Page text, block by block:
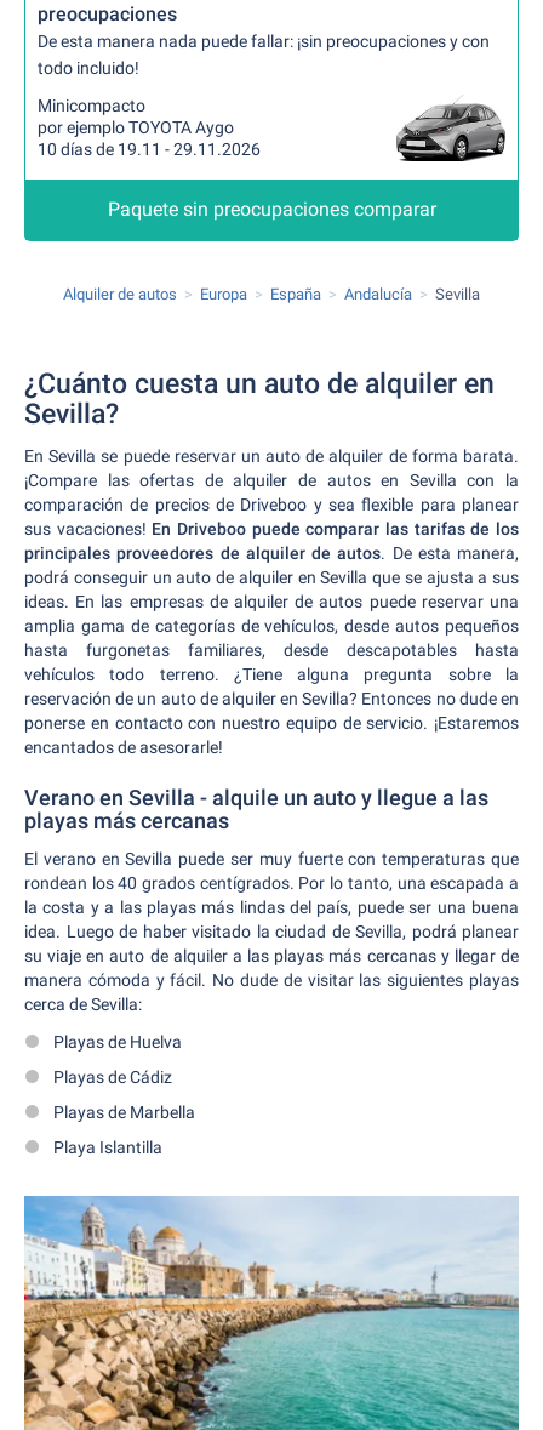
preocupaciones
De esta manera nada puede fallar: ¡sin preocupaciones y con
todo incluido!
Minicompacto
por ejemplo TOYOTA Aygo
10 días de 19.11 - 29.11.2026
Paquete sin preocupaciones comparar
Alquiler de autos Europa España Andalucía Sevilla
¿Cuánto cuesta un auto de alquiler en
Sevilla?
En Sevilla se puede reservar un auto de alquiler de forma barata.
¡Compare las ofertas de alquiler de autos en Sevilla con la
comparación de precios de Driveboo y sea flexible para planear
sus vacaciones! En Driveboo puede comparar las tarifas de los
principales proveedores de alquiler de autos. De esta manera,
podrá conseguir un auto de alquiler en Sevilla que se ajusta a sus
ideas. En las empresas de alquiler de autos puede reservar una
amplia gama de categorías de vehículos, desde autos pequeños
hasta furgonetas familiares, desde descapotables hasta
vehículos todo terreno. ¿Tiene alguna pregunta sobre la
reservación de un auto de alquiler en Sevilla? Entonces no dude en
ponerse en contacto con nuestro equipo de servicio. ¡Estaremos
encantados de asesorarle!
Verano en Sevilla - alquile un auto y llegue a las
playas más cercanas
El verano en Sevilla puede ser muy fuerte con temperaturas que
rondean los 40 grados centígrados. Por lo tanto, una escapada a
la costa y a las playas más lindas del país, puede ser una buena
idea. Luego de haber visitado la ciudad de Sevilla, podrá planear
su viaje en auto de alquiler a las playas más cercanas y llegar de
manera cómoda y fácil. No dude de visitar las siguientes playas
cerca de Sevilla:
Playas de Huelva
Playas de Cádiz
Playas de Marbella
Playa Islantilla